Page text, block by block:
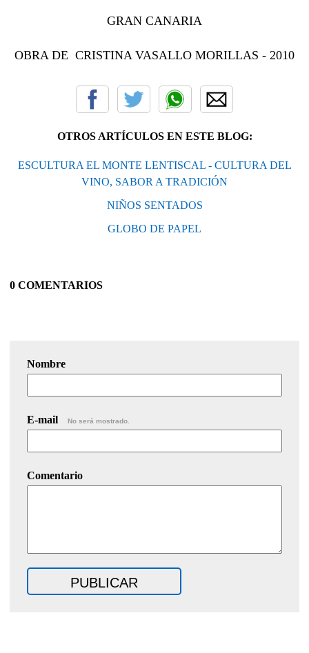
GRAN CANARIA
OBRA DE CRISTINA VASALLO MORILLAS - 2010
OTROS ARTÍCULOS EN ESTE BLOG:
ESCULTURA EL MONTE LENTISCAL - CULTURA DEL
VINO, SABOR A TRADICIÓN
NIÑOS SENTADOS
GLOBO DE PAPEL
0 COMENTARIOS
Nombre
E-mail No será mostrado.
Comentario